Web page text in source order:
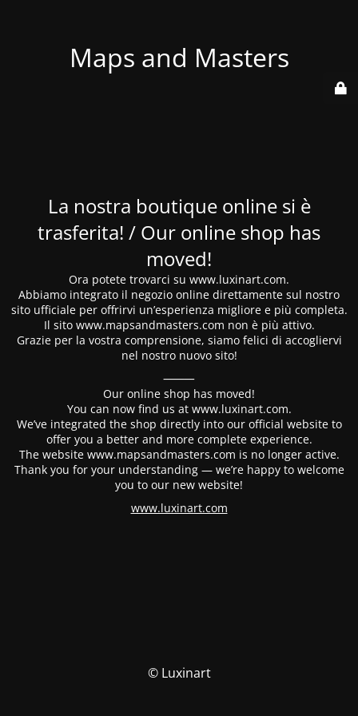
Maps and Masters
La nostra boutique online si è
trasferita! / Our online shop has
moved!
Ora potete trovarci su www.luxinart.com.
Abbiamo integrato il negozio online direttamente sul nostro
sito ufficiale per offrirvi un’esperienza migliore e più completa.
Il sito www.mapsandmasters.com non è più attivo.
Grazie per la vostra comprensione, siamo felici di accogliervi
nel nostro nuovo sito!
⸻
Our online shop has moved!
You can now find us at www.luxinart.com.
We’ve integrated the shop directly into our official website to
offer you a better and more complete experience.
The website www.mapsandmasters.com is no longer active.
Thank you for your understanding — we’re happy to welcome
you to our new website!
www.luxinart.com
© Luxinart